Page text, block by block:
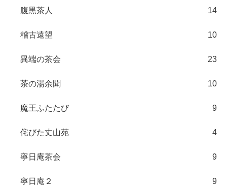
腹黒茶人 14
稽古遠望 10
異端の茶会 23
茶の湯余聞 10
魔王ふたたび 9
侘びた丈山苑 4
寧日庵茶会 9
寧日庵２ 9